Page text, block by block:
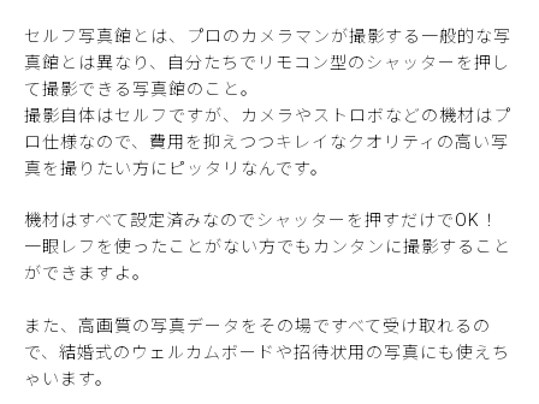
セルフ写真館とは、プロのカメラマンが撮影する一般的な写
真館とは異なり、自分たちでリモコン型のシャッターを押し
て撮影できる写真館のこと。
撮影自体はセルフですが、カメラやストロボなどの機材はプ
ロ仕様なので、費用を抑えつつキレイなクオリティの高い写
真を撮りたい方にピッタリなんです。
機材はすべて設定済みなのでシャッターを押すだけでOK！
一眼レフを使ったことがない方でもカンタンに撮影すること
ができますよ。
また、高画質の写真データをその場ですべて受け取れるの
で、結婚式のウェルカムボードや招待状用の写真にも使えち
ゃいます。